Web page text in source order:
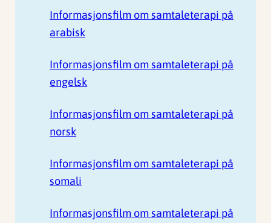
Informasjonsfilm om samtaleterapi på
arabisk
Informasjonsfilm om samtaleterapi på
engelsk
Informasjonsfilm om samtaleterapi på
norsk
Informasjonsfilm om samtaleterapi på
somali
Informasjonsfilm om samtaleterapi på